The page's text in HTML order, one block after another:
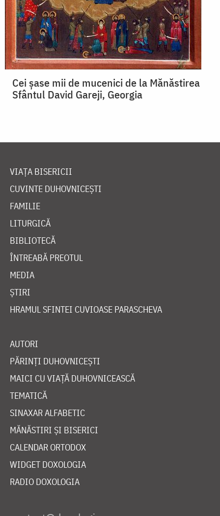
Cei șase mii de mucenici de la Mănăstirea
Sfântul David Gareji, Georgia
VIAȚA BISERICII
CUVINTE DUHOVNICEȘTI
FAMILIE
LITURGICĂ
BIBLIOTECĂ
ÎNTREABĂ PREOTUL
MEDIA
ȘTIRI
HRAMUL SFINTEI CUVIOASE PARASCHEVA
AUTORI
PĂRINȚI DUHOVNICEȘTI
MAICI CU VIAȚĂ DUHOVNICEASCĂ
TEMATICĂ
SINAXAR ALFABETIC
MĂNĂSTIRI ȘI BISERICI
CALENDAR ORTODOX
WIDGET DOXOLOGIA
RADIO DOXOLOGIA